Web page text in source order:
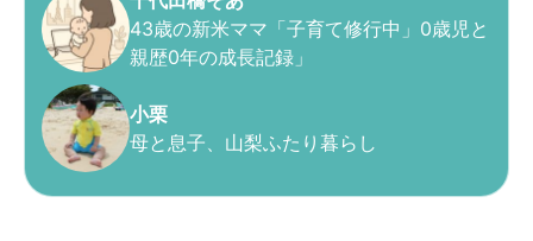
43歳の新米ママ「子育て修行中」0歳児と
親歴0年の成長記録」
小栗
母と息子、山梨ふたり暮らし